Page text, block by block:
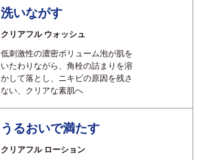
洗いながす
クリアフル ウォッシュ
低刺激性の濃密ボリューム泡が肌を
いたわりながら、角栓の詰まりを溶
かして落とし、ニキビの原因を残さ
ない、クリアな素肌へ
うるおいで満たす
クリアフル ローション